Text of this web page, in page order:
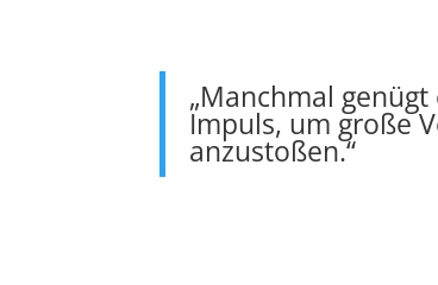
„Manchmal
Impuls, um große
anzustoßen.“